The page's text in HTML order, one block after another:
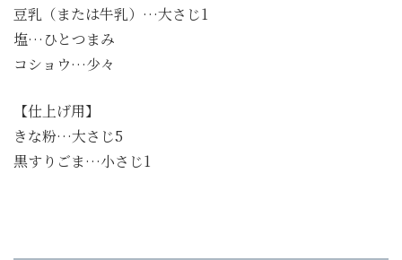
豆乳（または牛乳）…大さじ1
塩…ひとつまみ
コショウ…少々
【仕上げ用】
きな粉…大さじ5
黒すりごま…小さじ1